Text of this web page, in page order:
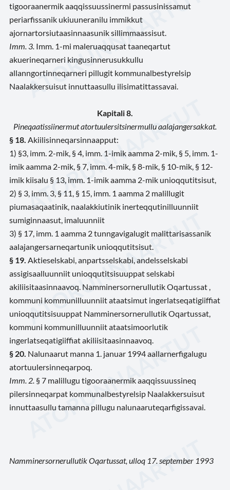
tigooraanermik aaqqissuussinermi passusinissamut
periarfissanik ukiuuneranilu immikkut
ajornartorsiutaasinnaasunik sillimmaassisut.
Imm. 3. Imm. 1-mi maleruaqqusat taaneqartut
akuerineqarneri kingusinnerusukkullu
allanngortinneqarneri pillugit kommunalbestyrelsip
Naalakkersuisut innuttaasullu ilisimatittassavai.
Kapitali 8.
Pineqaatissiinermut atortuulersitsinermullu aalajangersakkat.
§ 18. Akiilisinneqarsinnaapput:
1) §3, imm. 2-mik, § 4, imm. 1-imik aamma 2-mik, § 5, imm. 1-
imik aamma 2-mik, § 7, imm. 4-mik, § 8-mik, § 10-mik, § 12-
imik kiisalu § 13, imm. 1-imik aamma 2-mik unioqqutitsisut,
2) § 3, imm. 3, § 11, § 15, imm. 1 aamma 2 malillugit
piumasaqaatinik, naalakkiutinik inerteqqutinilluunniit
sumiginnaasut, imaluunniit
3) § 17, imm. 1 aamma 2 tunngavigalugit malittarisassanik
aalajangersarneqartunik unioqqutitsisut.
§ 19. Aktieselskabi, anpartsselskabi, andelsselskabi
assigisaalluunniit unioqqutitsisuuppat selskabi
akiliisitaasinnaavoq. Namminersornerullutik Oqartussat ,
kommuni kommunilluunniit ataatsimut ingerlatseqatigiiffiat
unioqqutitsisuuppat Namminersornerullutik Oqartussat,
kommuni kommunilluunniit ataatsimoorlutik
ingerlatseqatigiiffiat akiliisitaasinnaavoq.
§ 20. Nalunaarut manna 1. januar 1994 aallarnerfigalugu
atortuulersinneqarpoq.
Imm. 2. § 7 malillugu tigooraanermik aaqqissuussineq
pilersinneqarpat kommunalbestyrelsip Naalakkersuisut
innuttaasullu tamanna pillugu nalunaaruteqarfigissavai.
Namminersornerullutik Oqartussat, ulloq 17. september 1993